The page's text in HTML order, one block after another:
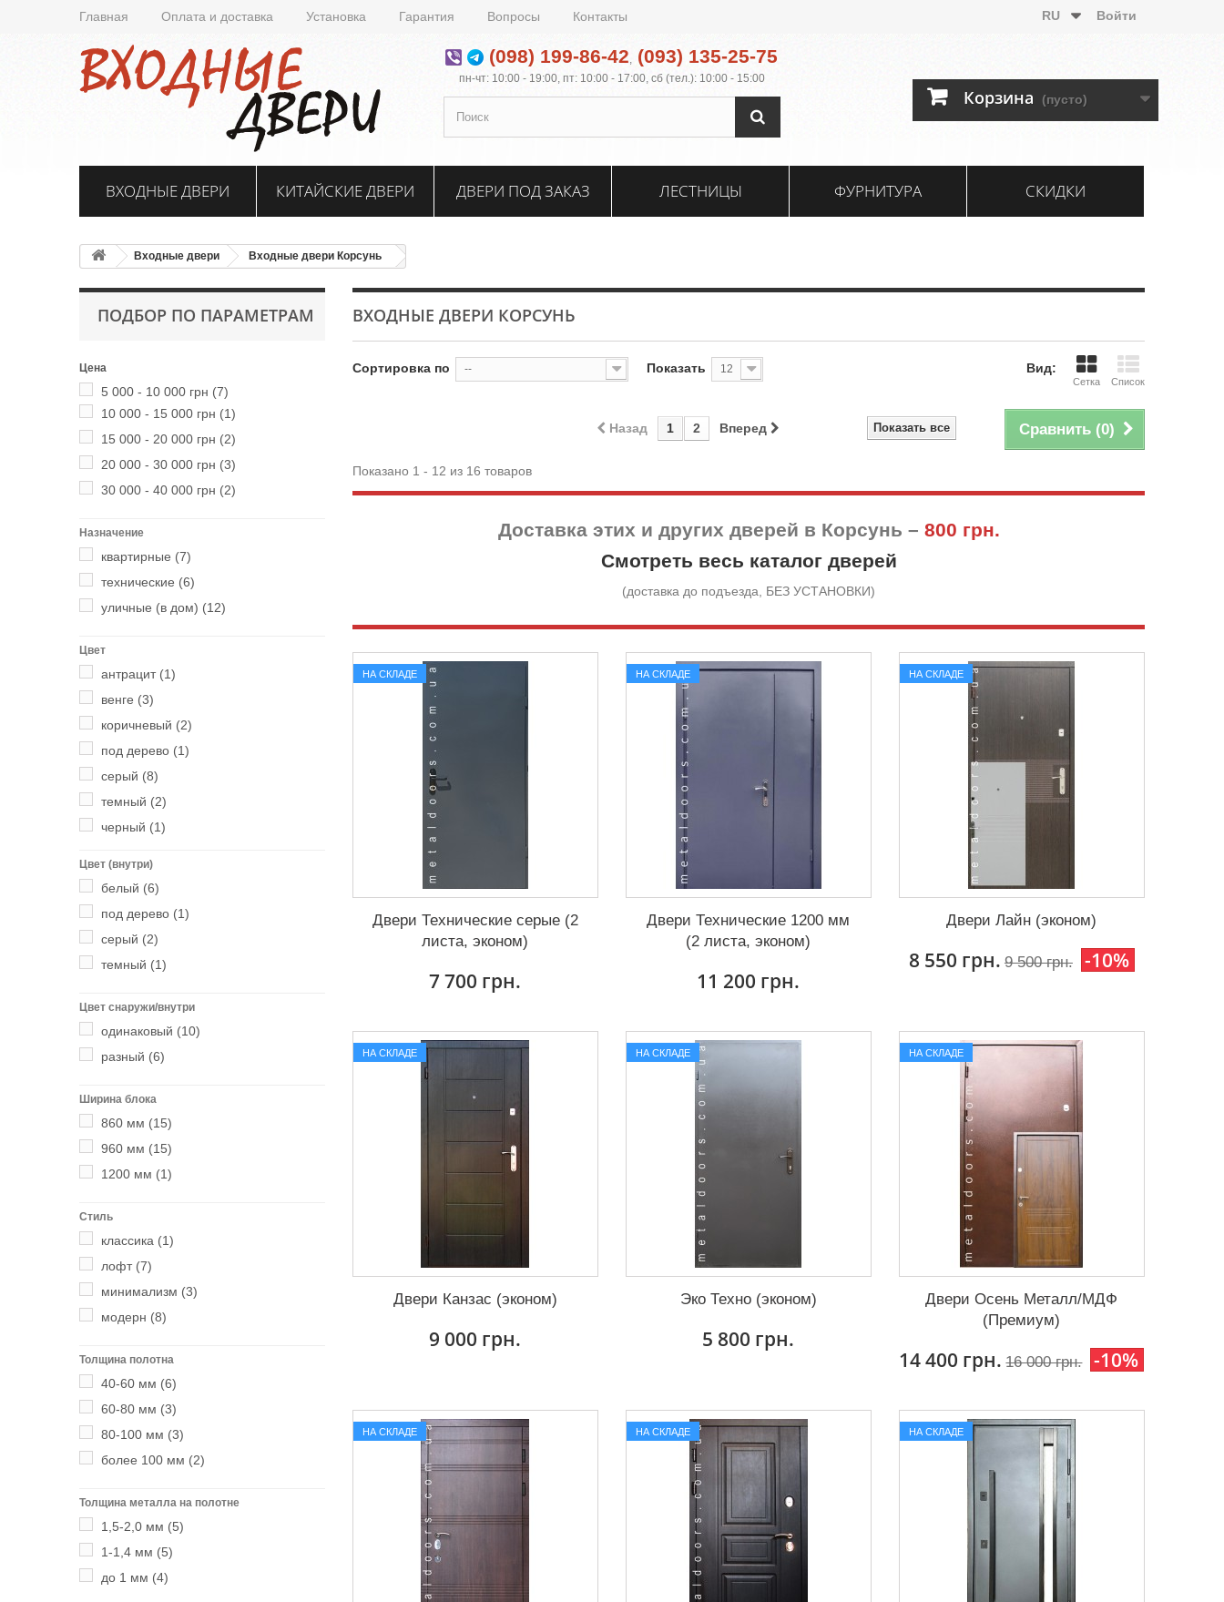
Главная Оплата и доставка Установка Гарантия Вопросы Контакты Войти
RU
(098) 199-86-42, (093) 135-25-75
пн-чт: 10:00 - 19:00, пт: 10:00 - 17:00, сб (тел.): 10:00 - 15:00
Корзина (пусто)
ВХОДНЫЕ ДВЕРИ КИТАЙСКИЕ ДВЕРИ ДВЕРИ ПОД ЗАКАЗ ЛЕСТНИЦЫ ФУРНИТУРА СКИДКИ
Входные двери Входные двери Корсунь
ПОДБОР ПО ПАРАМЕТРАМ
Цена
5 000 - 10 000 грн (7)
10 000 - 15 000 грн (1)
15 000 - 20 000 грн (2)
20 000 - 30 000 грн (3)
30 000 - 40 000 грн (2)
Назначение
квартирные (7)
технические (6)
уличные (в дом) (12)
Цвет
антрацит(1)
венге (3)
коричневый (2)
под дерево (1)
серый (8)
темный (2)
черный (1)
Цвет (внутри)
белый (6)
под дерево (1)
серый (2)
темный (1)
Цвет снаружи/внутри
одинаковый (10)
разный (6)
Ширина блока
860 мм (15)
960 мм (15)
1200 мм (1)
Стиль
классика (1)
лофт(7)
минимализм (3)
модерн (8)
Толщина полотна
40-60 мм (6)
60-80 мм (3)
80-100 мм (3)
более 100 мм (2)
Толщина металла на полотне
1,5-2,0 мм (5)
1-1,4 мм (5)
до 1 мм (4)
ВХОДНЫЕ ДВЕРИ КОРСУНЬ
Вид:
Сетка Список
Сортировка по -- Показать 12
Сравнить (0)
Показать все
Назад 1 2 Вперед
Показано 1 - 12 из 16 товаров
Доставка этих и других дверей в Корсунь – 800 грн.
Смотреть весь каталог дверей
(доставка до подъезда, БЕЗ УСТАНОВКИ)
НА СКЛАДЕ
Двери Технические серые (2
листа, эконом)
7 700 грн.
НА СКЛАДЕ
Двери Технические 1200 мм
(2 листа, эконом)
11 200 грн.
НА СКЛАДЕ
Двери Лайн (эконом)
8 550 грн. 9 500 грн. -10%
НА СКЛАДЕ
Двери Канзас (эконом)
9 000 грн.
НА СКЛАДЕ
Эко Техно (эконом)
5 800 грн.
НА СКЛАДЕ
Двери Осень Металл/МДФ
(Премиум)
14 400 грн. 16 000 грн. -10%
НА СКЛАДЕ НА СКЛАДЕ НА СКЛАДЕ